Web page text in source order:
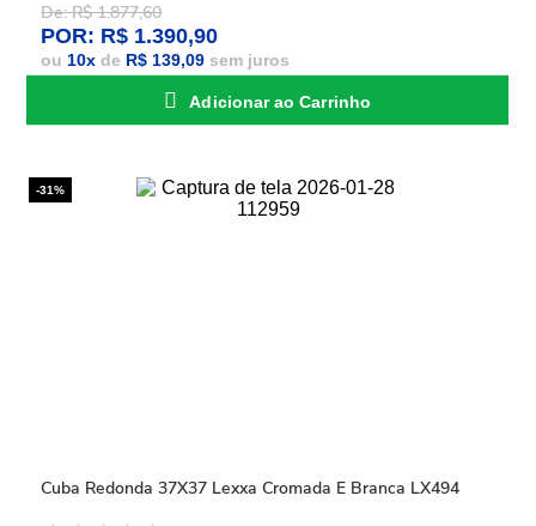
De: R$ 1.877,60
POR: R$ 1.390,90
ou 10x de R$ 139,09 sem juros
Adicionar ao Carrinho
-31%
Cuba Redonda 37X37 Lexxa Cromada E Branca LX494